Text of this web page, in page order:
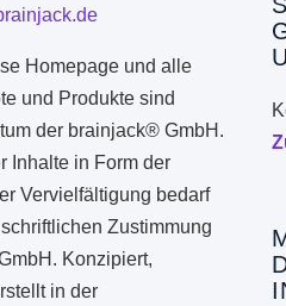
Homepage und alle
und Produkte sind
der brainjack® GmbH.
Inhalte in Form der
Vervielfältigung bedarf
Zustimmung
Konzipiert,
in der